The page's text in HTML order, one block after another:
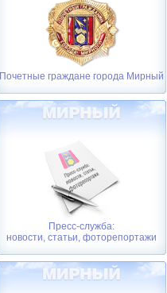
Почетные граждане города Мирный
Пресс-служба:
новости, статьи, фоторепортажи